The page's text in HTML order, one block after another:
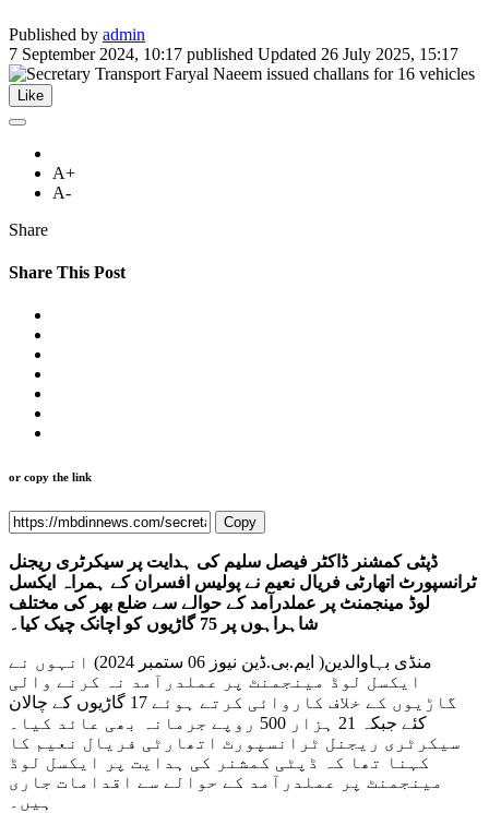
Published by admin
7 September 2024, 10:17 published Updated 26 July 2025, 15:17
Like
A+
A-
Share
Share This Post
or copy the link
Copy
ڈپٹی کمشنر ڈاکٹر فیصل سلیم کی ہدایت پر سیکرٹری ریجنل
ٹرانسپورٹ اتھارٹی فریال نعیم نے پولیس افسران کے ہمراہ ایکسل
لوڈ مینجمنٹ پر عملدرآمد کے حوالے سے ضلع بھر کی مختلف
شاہراہوں پر 75 گاڑیوں کو اچانک چیک کیا۔
منڈی بہاوالدین( ایم.بی.ڈین نیوز 06 ستمبر 2024) انہوں نے
ایکسل لوڈ مینجمنٹ پر عملدرآمد نہ کرنے والی
گاڑیوں کے خلاف کاروائی کرتے ہوئے 17 گاڑیوں کے چالان
کئے جبکہ 21 ہزار 500 روپے جرمانہ بھی عائد کیا۔
سیکرٹری ریجنل ٹرانسپورٹ اتھارٹی فریال نعیم کا
کہنا تھا کہ ڈپٹی کمشنر کی ہدایت پر ایکسل لوڈ
مینجمنٹ پر عملدرآمد کے حوالے سے اقدامات جاری
ہیں۔